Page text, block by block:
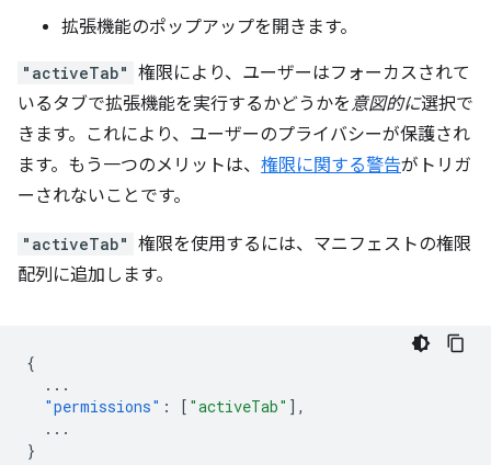
拡張機能のポップアップを開きます。
"activeTab" 権限により、ユーザーはフォーカスされて
いるタブで拡張機能を実行するかどうかを意図的に選択で
きます。これにより、ユーザーのプライバシーが保護され
ます。もう一つのメリットは、 権限に関する警告がトリガ
ーされないことです。
"activeTab" 権限を使用するには、マニフェストの権限
配列に追加します。
{
...
"permissions" : [ "activeTab" ],
...
}